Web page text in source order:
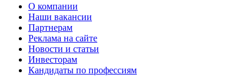
О компании
Наши вакансии
Партнерам
Реклама на сайте
Новости и статьи
Инвесторам
Кандидаты по профессиям